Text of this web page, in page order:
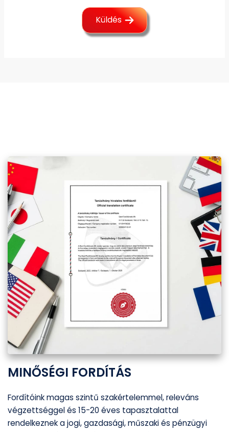
Küldés
MINŐSÉGI FORDÍTÁS
Fordítóink magas szintű szakértelemmel, releváns
végzettséggel és 15-20 éves tapasztalattal
rendelkeznek a jogi, gazdasági, műszaki és pénzügyi